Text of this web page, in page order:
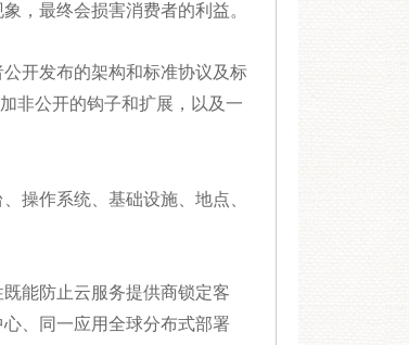
，最终会损害消费者的利益。
开发布的架构和标准协议及标
非公开的钩子和扩展，以及一
操作系统、基础设施、地点、
能防止云服务提供商锁定客
、同一应用全球分布式部署